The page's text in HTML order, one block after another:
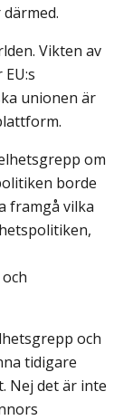
Vikten av
unionen är
om
borde
framgå vilka
och
tidigare
Nej det är inte